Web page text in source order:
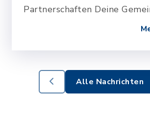
Partnerschaften Deine
Alle Nachrichten